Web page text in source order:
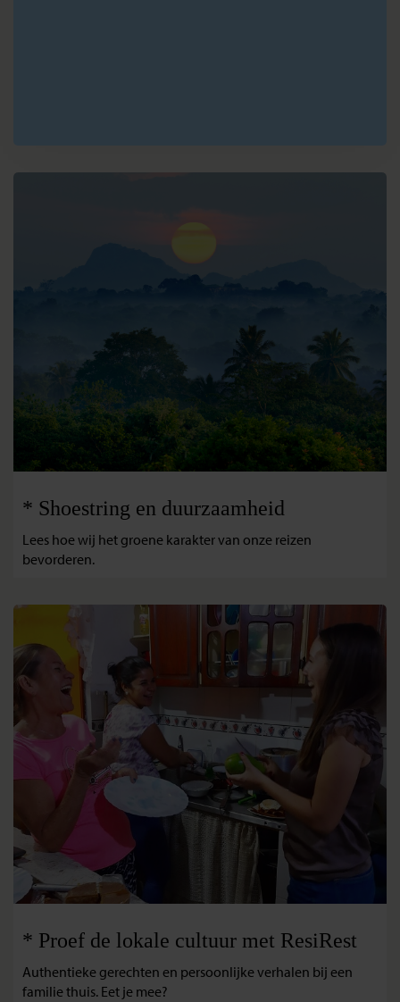
* Shoestring en duurzaamheid
Lees hoe wij het groene karakter van onze reizen
bevorderen.
* Proef de lokale cultuur met ResiRest
Authentieke gerechten en persoonlijke verhalen bij een
familie thuis. Eet je mee?